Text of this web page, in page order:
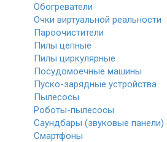
Обогреватели
Очки виртуальной реальности
Пароочистители
Пилы цепные
Пилы циркулярные
Посудомоечные машины
Пуско-зарядные устройства
Пылесосы
Роботы-пылесосы
Саундбары (звуковые панели)
Смартфоны